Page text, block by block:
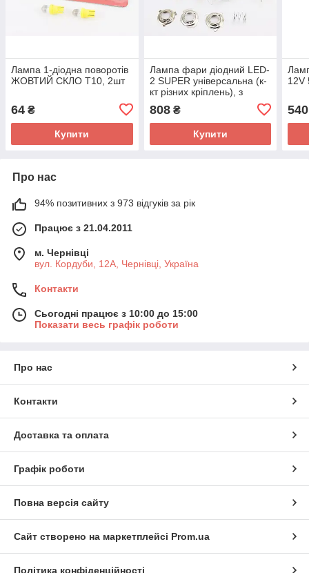
Лампа 1-діодна поворотів
ЖОВТИЙ СКЛО T10, 2шт
64 ₴
Купити
Лампа фари діодний LED-
2 SUPER універсальна (к-
кт різних кріплень), з
808₴
Купити
12V
540
Про нас
94% позитивних з 973 відгуків за рік
Працює з 21.04.2011
м. Чернівці
вул. Кордуби, 12А, Чернівці, Україна
Контакти
Сьогодні працює з 10:00 до 15:00
Показати весь графік роботи
Про нас
Контакти
Доставка та оплата
Графік роботи
Повна версія сайту
Сайт створено на маркетплейсі Prom.ua
Політика конфіденційності